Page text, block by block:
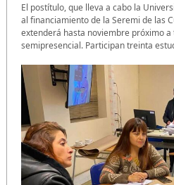
El postítulo, que lleva a cabo la
al financiamiento de la Seremi de las
extenderá hasta noviembre próximo
semipresencial. Participan treinta